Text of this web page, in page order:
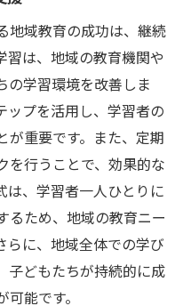
地域教育の成功は、継続
習は、地域の教育機関や
の学習環境を改善しま
ップを活用し、学習者の
が重要です。また、定期
を行うことで、効果的な
は、学習者一人ひとりに
るため、地域の教育ニー
らに、地域全体での学び
子どもたちが持続的に成
能です。